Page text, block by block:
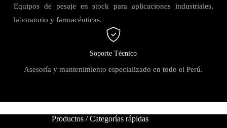
Equipos de pesaje en stock para aplicaciones industriales,
laboratorio y farmacéuticas.
Soporte Técnico
Asesoría y mantenimiento especializado en todo el Perú.
Productos / Categorías rápidas